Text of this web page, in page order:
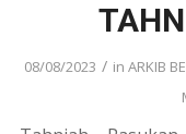
08/08/2023 / in ARKIB